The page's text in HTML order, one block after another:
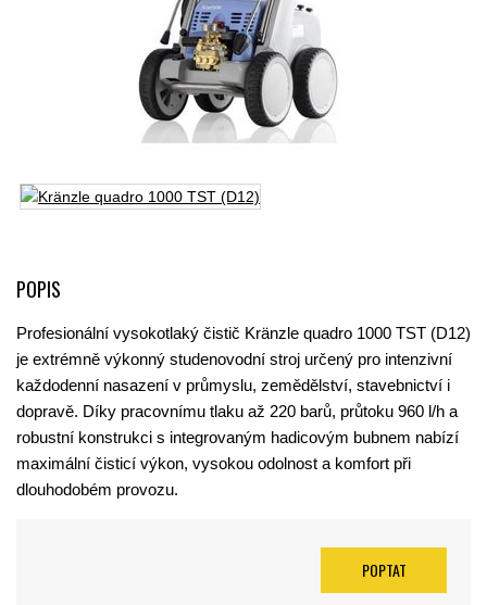
POPIS
Profesionální vysokotlaký čistič Kränzle quadro 1000 TST (D12)
je extrémně výkonný studenovodní stroj určený pro intenzivní
každodenní nasazení v průmyslu, zemědělství, stavebnictví i
dopravě. Díky pracovnímu tlaku až 220 barů, průtoku 960 l/h a
robustní konstrukci s integrovaným hadicovým bubnem nabízí
maximální čisticí výkon, vysokou odolnost a komfort při
dlouhodobém provozu.
POPTAT